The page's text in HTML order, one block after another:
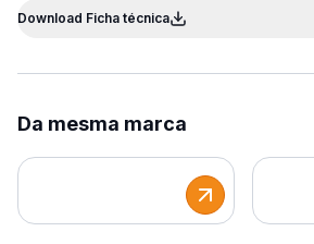
Download Ficha técnica
Da mesma marca